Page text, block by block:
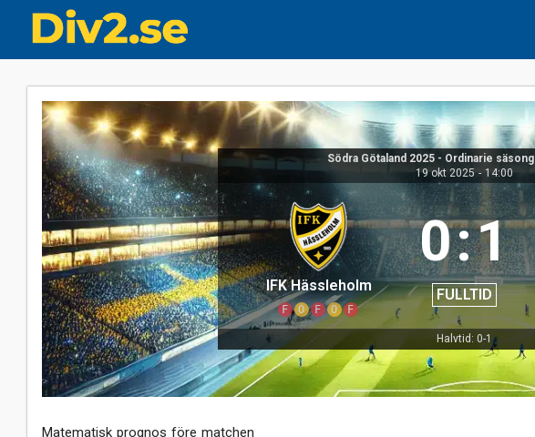
Södra Götaland 2025 - Ordinarie säsong
19 okt 2025 - 14:00
IFK Hässleholm
F O F O F
0:1
FULLTID
Halvtid: 0-1
Matematisk prognos före matchen